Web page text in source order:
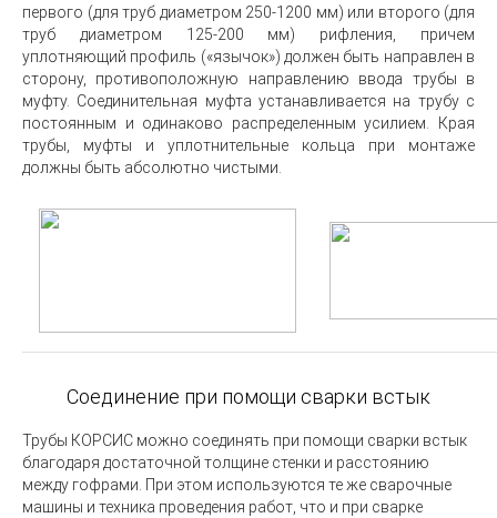
первого (для труб диаметром 250-1200 мм) или второго (для
труб диаметром 125-200 мм) рифления, причем
уплотняющий профиль («язычок») должен быть направлен в
сторону, противоположную направлению ввода трубы в
муфту. Соединительная муфта устанавливается на трубу с
постоянным и одинаково распределенным усилием. Края
трубы, муфты и уплотнительные кольца при монтаже
должны быть абсолютно чистыми.
Соединение при помощи сварки встык
Трубы КОРСИС можно соединять при помощи сварки встык
благодаря достаточной толщине стенки и расстоянию
между гофрами. При этом используются те же сварочные
машины и техника проведения работ, что и при сварке